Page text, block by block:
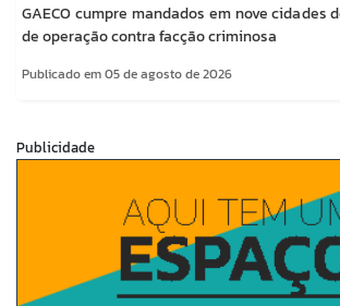
GAECO cumpre mandados em nove cidades
de operação contra facção criminosa
Publicado em 05 de agosto de 2026
Publicidade